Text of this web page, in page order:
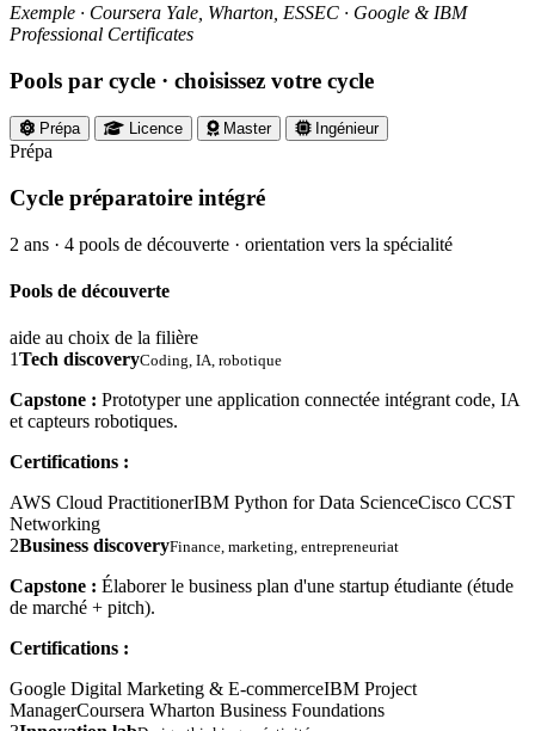
Exemple · Coursera Yale, Wharton, ESSEC · Google & IBM
Professional Certificates
Pools par cycle · choisissez votre cycle
Prépa Licence Master Ingénieur
Prépa
Cycle préparatoire intégré
2 ans · 4 pools de découverte · orientation vers la spécialité
Pools de découverte
aide au choix de la filière
1Tech discoveryCoding, IA, robotique
Capstone : Prototyper une application connectée intégrant code, IA
et capteurs robotiques.
Certifications :
AWS Cloud PractitionerIBM Python for Data ScienceCisco CCST
Networking
2Business discoveryFinance, marketing, entrepreneuriat
Capstone : Élaborer le business plan d'une startup étudiante (étude
de marché + pitch).
Certifications :
Google Digital Marketing & E-commerceIBM Project
ManagerCoursera Wharton Business Foundations